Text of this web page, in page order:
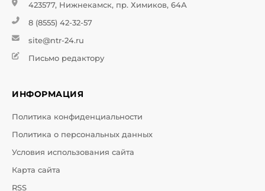
423577, Нижнекамск, пр. Химиков, 64А
8 (8555) 42-32-57
site@ntr-24.ru
Письмо редактору
ИНФОРМАЦИЯ
Политика конфиденциальности
Политика о персональных данных
Условия использования сайта
Карта сайта
RSS